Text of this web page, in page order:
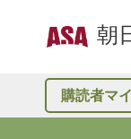
朝
購読者マ